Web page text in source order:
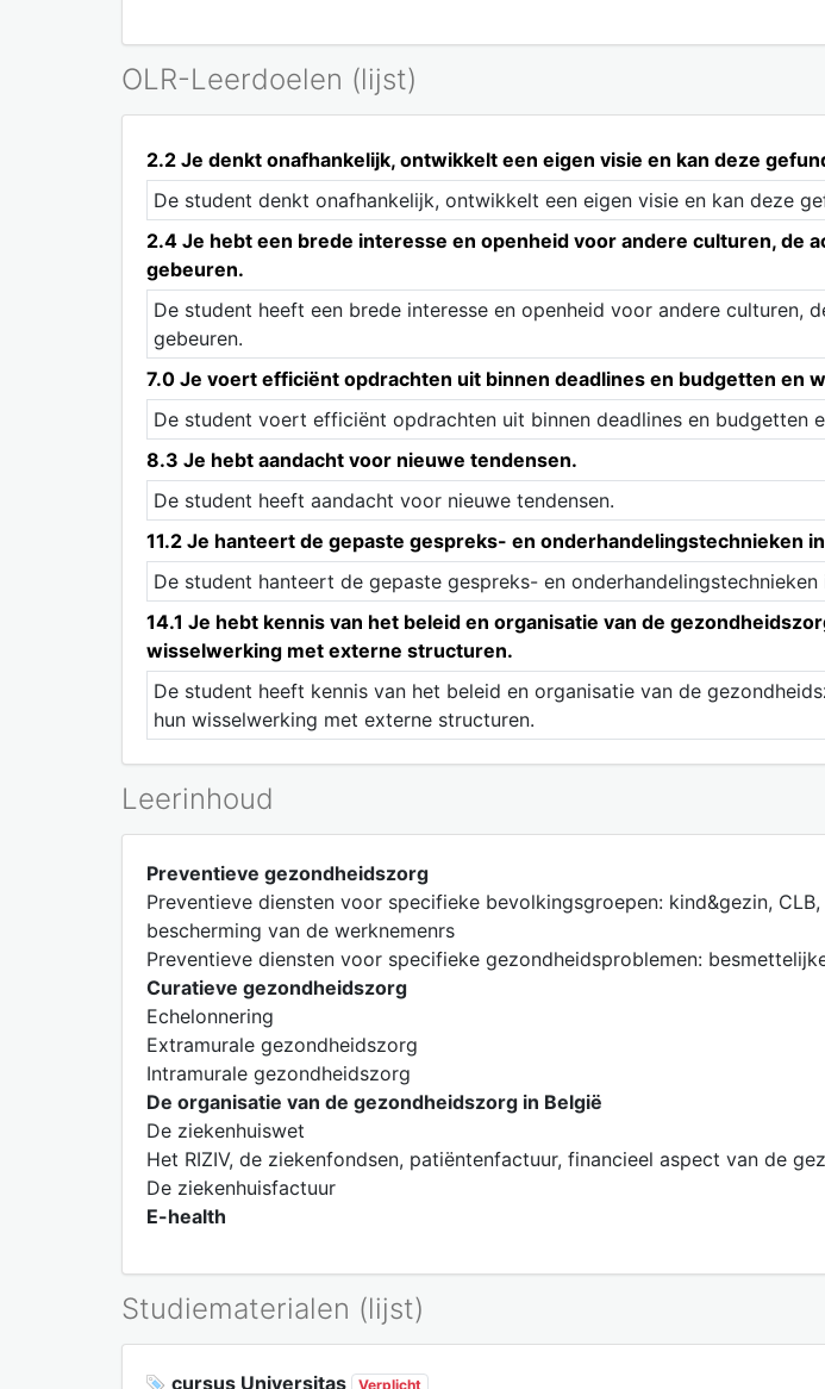
OLR-Leerdoelen (lijst)
2.2 Je denkt onafhankelijk, ontwikkelt een eigen visie en kan deze
De student denkt onafhankelijk, ontwikkelt een eigen visie en kan deze
2.4 Je hebt een brede interesse en openheid voor andere culturen, de
gebeuren.
De student heeft een brede interesse en openheid voor andere
gebeuren.
7.0 Je voert efficiënt opdrachten uit binnen deadlines en budgetten en
De student voert efficiënt opdrachten uit binnen deadlines en budgetten
8.3 Je hebt aandacht voor nieuwe tendensen.
De student heeft aandacht voor nieuwe tendensen.
11.2 Je hanteert de gepaste gespreks- en onderhandelingstechnieken
De student hanteert de gepaste gespreks- en
14.1 Je hebt kennis van het beleid en organisatie van de
wisselwerking met externe structuren.
De student heeft kennis van het beleid en organisatie van de
hun wisselwerking met externe structuren.
Leerinhoud
Preventieve gezondheidszorg
Preventieve diensten voor specifieke bevolkingsgroepen: kind&gezin,
bescherming van de werknemenrs
Preventieve diensten voor specifieke gezondheidsproblemen:
Curatieve gezondheidszorg
Echelonnering
Extramurale gezondheidszorg
Intramurale gezondheidszorg
De organisatie van de gezondheidszorg in België
De ziekenhuiswet
Het RIZIV, de ziekenfondsen, patiëntenfactuur, financieel aspect van de
De ziekenhuisfactuur
E-health
Studiematerialen (lijst)
cursus Universitas Verplicht